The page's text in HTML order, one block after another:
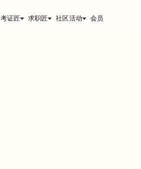
考证匠 求职匠 社区活动 会员